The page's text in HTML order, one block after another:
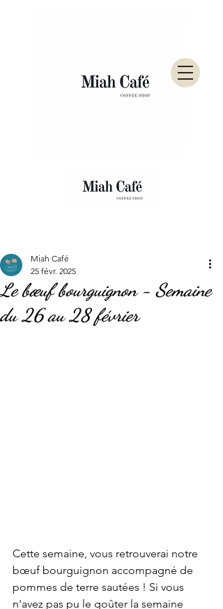
Le bœuf bourguignon - Semaine
du 26 au 28 février
Miah Café
25 févr. 2025
Cette semaine, vous retrouverai notre
bœuf bourguignon accompagné de
pommes de terre sautées ! Si vous
n'avez pas pu le goûter la semaine